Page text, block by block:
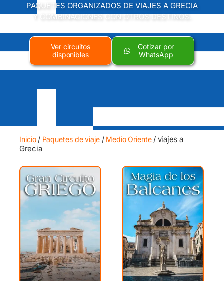
PAQUETES ORGANIZADOS DE VIAJES A GRECIA
Y COMBINACIONES CON OTROS DESTINOS.
Ver circuitos
disponibles
Cotizar por
WhatsApp
Inicio/ Paquetes de viaje/ Medio Oriente/ viajes a
Grecia